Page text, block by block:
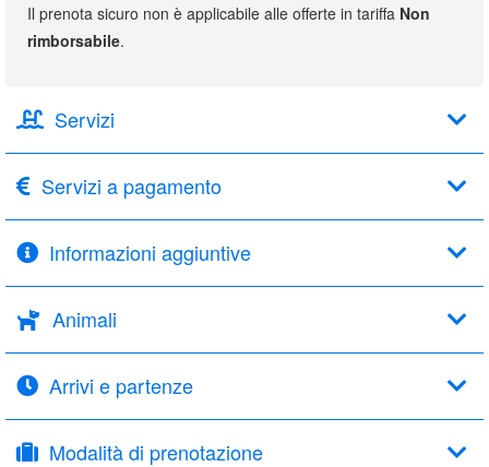
Il prenota sicuro non è applicabile alle offerte in tariffa Non
rimborsabile.
Servizi
Servizi a pagamento
Informazioni aggiuntive
Animali
Arrivi e partenze
Modalità di prenotazione